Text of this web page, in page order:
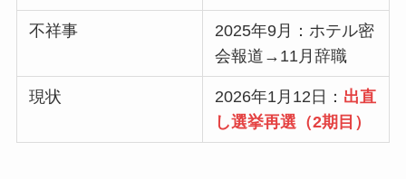
不祥事
2025年9月：ホテル密
会報道→11月辞職
現状 2026年1月12日： 出直
し選挙再選（2期目）